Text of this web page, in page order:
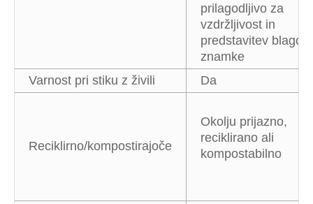
prilagodljivo za
vzdržljivost in
predstavitev
znamke
Varnost pri stiku z živili
Da
Reciklirno/kompostirajoče
Okolju prijazno,
reciklirano ali
kompostabilno